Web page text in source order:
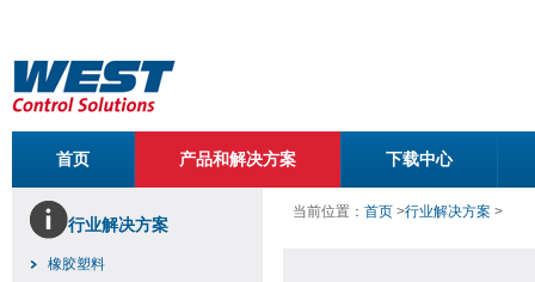
首页 产品和解决方案 下载中心
行业解决方案
橡胶塑料
当前位置： 首页 >行业解决方案 >